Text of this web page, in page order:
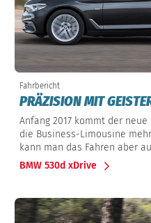
Fahrbericht
PRÄZISION MIT
Anfang 2017 kommt der
die Business-Limousine
kann man das Fahren aber
BMW 530d xDrive